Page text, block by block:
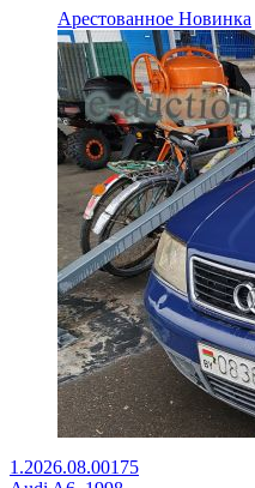
Арестованное Новинка
1.2026.08.00175